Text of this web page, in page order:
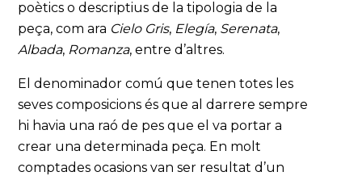
poètics o descriptius de la tipologia de la
peça, com ara Cielo Gris, Elegía, Serenata,
Albada, Romanza, entre d’altres.
El denominador comú que tenen totes les
seves composicions és que al darrere sempre
hi havia una raó de pes que el va portar a
crear una determinada peça. En molt
comptades ocasions van ser resultat d’un